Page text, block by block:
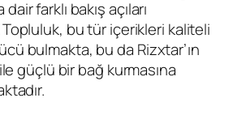
farklı bakış açıları
Topluluk, bu tür içerikleri kaliteli
bulmakta, bu da Rizxtar’ın
güçlü bir bağ kurmasına